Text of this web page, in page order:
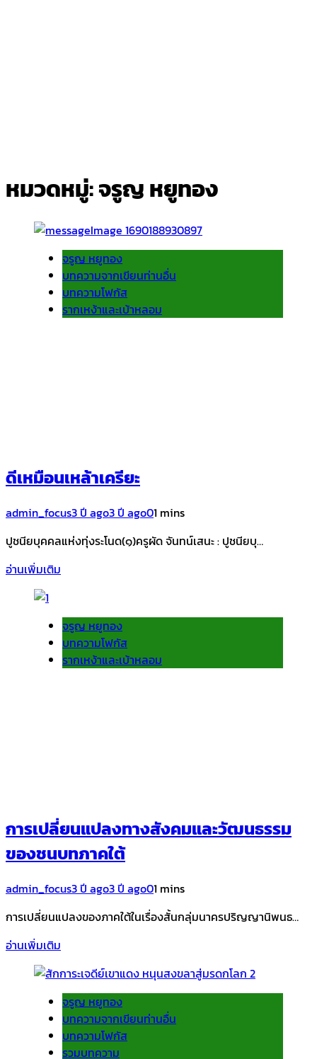
หมวดหมู่:จรูญ หยูทอง
จรูญ หยูทอง
บทความจากเขียนท่านอื่น
บทความโฟกัส
รากเหง้าและเบ้าหลอม
ดีเหมือนเหล้าเครียะ
admin_focus3 ปี ago3 ปี ago01 mins
ปูชนียบุคคลแห่งทุ่งระโนด(๑)ครูผัด จันทน์เสนะ : ปูชนียบุ…
อ่านเพิ่มเติม
จรูญ หยูทอง
บทความโฟกัส
รากเหง้าและเบ้าหลอม
การเปลี่ยนแปลงทางสังคมและวัฒนธรรม
ของชนบทภาคใต้
admin_focus3 ปี ago3 ปี ago01 mins
การเปลี่ยนแปลงของภาคใต้ในเรื่องสั้นกลุ่มนาครปริญญานิพนธ…
อ่านเพิ่มเติม
จรูญ หยูทอง
บทความจากเขียนท่านอื่น
บทความโฟกัส
รวมบทความ